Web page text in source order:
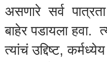
असणारे सर्व
बाहेर पडायला हवा.
त्यांचं उद्दिष्ट,